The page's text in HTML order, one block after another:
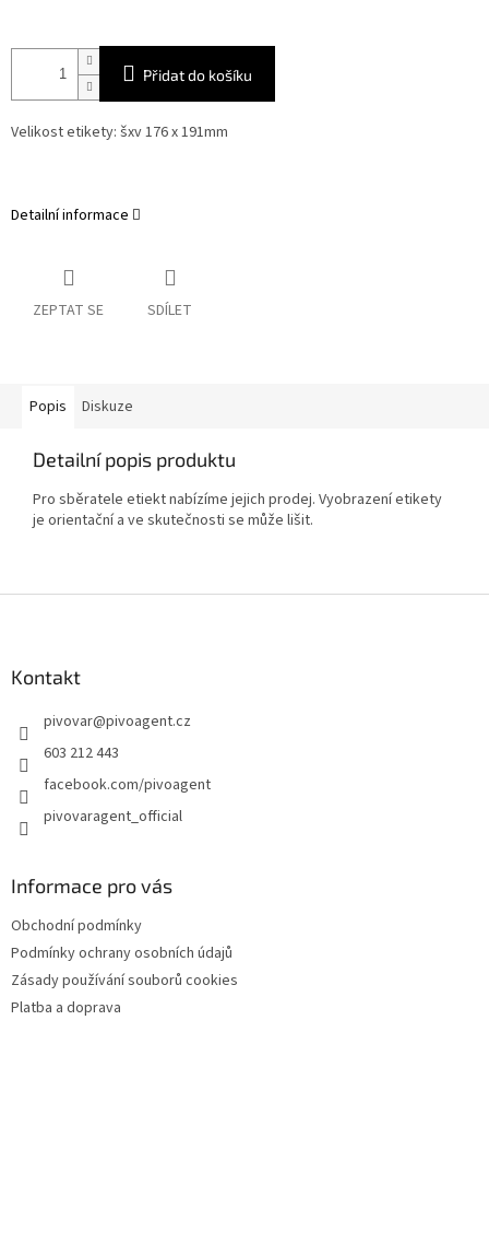
Přidat do košíku
Velikost etikety: šxv 176 x 191mm
Detailní informace
ZEPTAT SE SDÍLET
Popis Diskuze
Detailní popis produktu
Pro sběratele etiekt nabízíme jejich prodej. Vyobrazení etikety
je orientační a ve skutečnosti se může lišit.
Kontakt
pivovar@pivoagent.cz
603 212 443
facebook.com/pivoagent
pivovaragent_official
Informace pro vás
Obchodní podmínky
Podmínky ochrany osobních údajů
Zásady používání souborů cookies
Platba a doprava